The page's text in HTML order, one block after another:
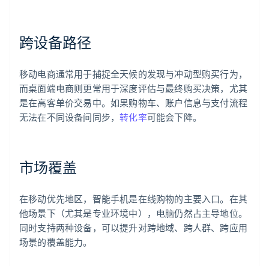
跨设备路径
移动电商通常用于捕捉全天候的发现与冲动型购买行为，
而桌面端电商则更常用于深度评估与最终购买决策，尤其
是在高客单价交易中。如果购物车、账户信息与支付流程
无法在不同设备间同步，转化率可能会下降。
市场覆盖
在移动优先地区，智能手机是在线购物的主要入口。在其
他场景下（尤其是专业环境中），电脑仍然占主导地位。
同时支持两种设备，可以提升对跨地域、跨人群、跨应用
场景的覆盖能力。